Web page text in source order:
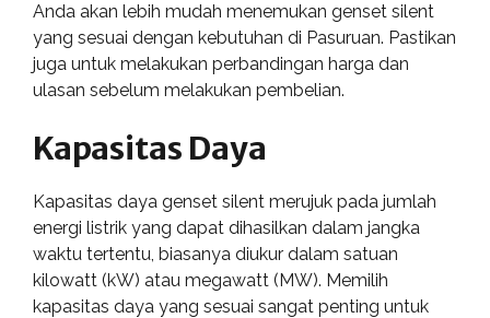
Anda akan lebih mudah menemukan genset silent
yang sesuai dengan kebutuhan di Pasuruan. Pastikan
juga untuk melakukan perbandingan harga dan
ulasan sebelum melakukan pembelian.
Kapasitas Daya
Kapasitas daya genset silent merujuk pada jumlah
energi listrik yang dapat dihasilkan dalam jangka
waktu tertentu, biasanya diukur dalam satuan
kilowatt (kW) atau megawatt (MW). Memilih
kapasitas daya yang sesuai sangat penting untuk